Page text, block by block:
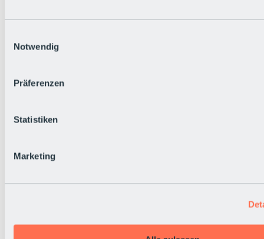
Notwendig
Präferenzen
Statistiken
Marketing